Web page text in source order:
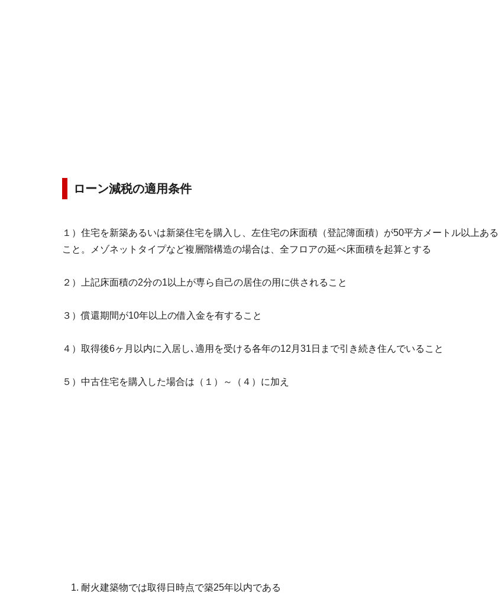
ローン減税の適用条件
１）住宅を新築あるいは新築住宅を購入し、左住宅の床面積（登記簿面積）が50平方メートル以上ある
こと。メゾネットタイプなど複層階構造の場合は、全フロアの延べ床面積を起算とする
２）上記床面積の2分の1以上が専ら自己の居住の用に供されること
３）償還期間が10年以上の借入金を有すること
４）取得後6ヶ月以内に入居し､適用を受ける各年の12月31日まで引き続き住んでいること
５）中古住宅を購入した場合は（１）～（４）に加え
耐火建築物では取得日時点で築25年以内である